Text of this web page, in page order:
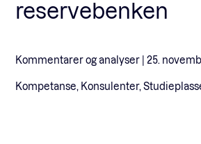
Kontakt
English
Medlemskap
reservebenken
Kommentarer og analyser | 25.
Kompetanse, Konsulenter,